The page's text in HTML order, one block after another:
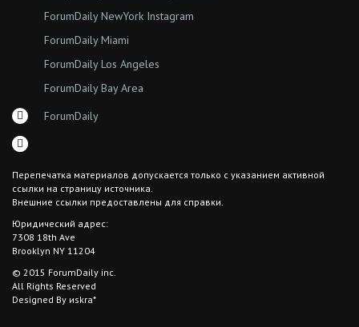
ForumDaily NewYork Instagram
ForumDaily Miami
ForumDaily Los Angeles
ForumDaily Bay Area
ForumDaily
Перепечатка материалов допускается только с указанием активной
ссылки на страницу источника.
Внешние ссылки предоставлены для справки.
Юридический адрес:
7308 18th Ave
Brooklyn NY 11204
© 2015 ForumDaily inc.
All Rights Reserved
Designed By иskra*